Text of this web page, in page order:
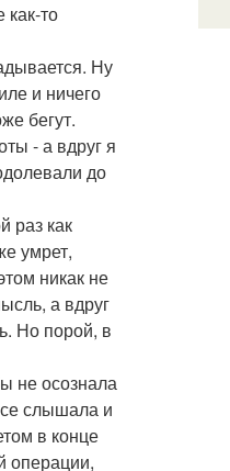
то
Ну
и ничего
бегут.
- а вдруг я
до
раз как
умрет,
никак не
а вдруг
Но порой, в
не осознала
слышала и
в конце
операции,